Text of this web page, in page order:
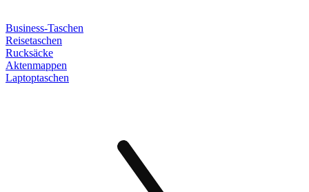
Business-Taschen
Reisetaschen
Rucksäcke
Aktenmappen
Laptoptaschen